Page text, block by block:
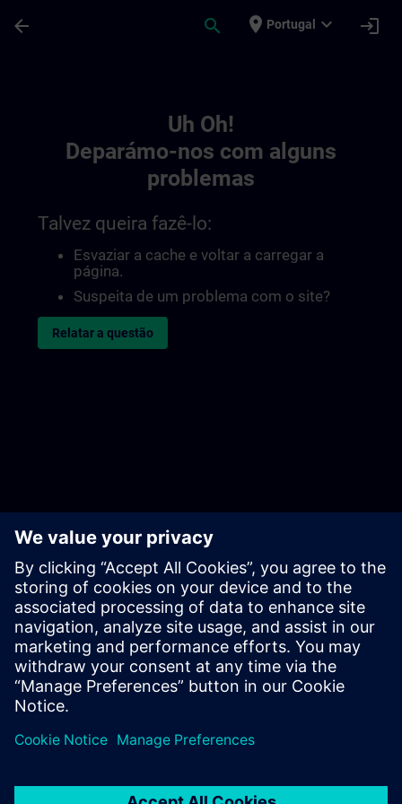
arrow_back search place Portugal expand_more login
Uh Oh!
Deparámo-nos com alguns
problemas
Talvez queira fazê-lo:
Esvaziar a cache e voltar a carregar a
página.
Suspeita de um problema com o site?
Relatar a questão